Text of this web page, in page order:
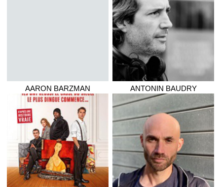
AARON BARZMAN ANTONIN BAUDRY